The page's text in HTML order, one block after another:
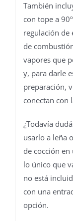
También
con tope a
regulación de
de
vapores que
y, para darle
preparación,
conectan con
¿Todavía
usarlo a leña
de cocción
lo único que
no está
con una
opción.